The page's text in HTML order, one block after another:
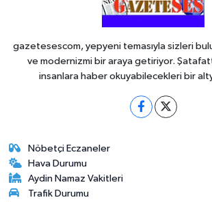
gazetesescom, yepyeni temasıyla sizleri
ve modernizmi bir araya getiriyor.
insanlara haber okuyabilecekleri bir
Nöbetçi Eczaneler
Hava Durumu
Aydin Namaz Vakitleri
Trafik Durumu